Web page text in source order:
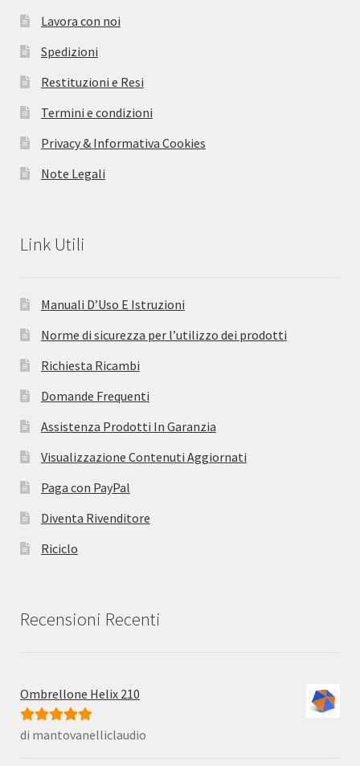
Lavora con noi
Spedizioni
Restituzioni e Resi
Termini e condizioni
Privacy & Informativa Cookies
Note Legali
Link Utili
Manuali D’Uso E Istruzioni
Norme di sicurezza per l’utilizzo dei prodotti
Richiesta Ricambi
Domande Frequenti
Assistenza Prodotti In Garanzia
Visualizzazione Contenuti Aggiornati
Paga con PayPal
Diventa Rivenditore
Riciclo
Recensioni Recenti
Ombrellone Helix 210
Valutato5su
di mantovanelliclaudio